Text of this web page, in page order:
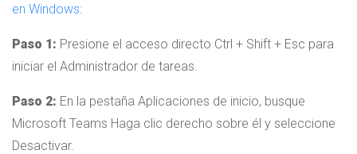
en Windows:
Paso 1: Presione el acceso directo Ctrl + Shift + Esc para
iniciar el Administrador de tareas.
Paso 2: En la pestaña Aplicaciones de inicio, busque
Microsoft Teams Haga clic derecho sobre él y seleccione
Desactivar.